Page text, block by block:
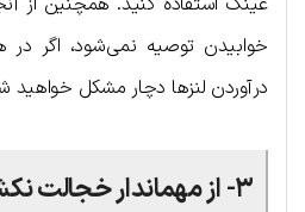
خوابیدن توصیه نمی‌شود، اگر در
درآوردن لنزها دچار مشکل خواهید
۳- از مهماندار خجالت نکشید